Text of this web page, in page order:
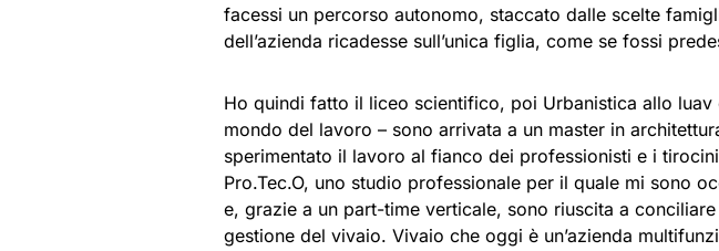
facessi un percorso autonomo, staccato dalle scelte
dell’azienda ricadesse sull’unica figlia, come se fossi
Ho quindi fatto il liceo scientifico, poi Urbanistica allo luav
mondo del lavoro – sono arrivata a un master in
sperimentato il lavoro al fianco dei professionisti e i
Pro.Tec.O, uno studio professionale per il quale mi sono
e, grazie a un part-time verticale, sono riuscita a
gestione del vivaio. Vivaio che oggi è un’azienda